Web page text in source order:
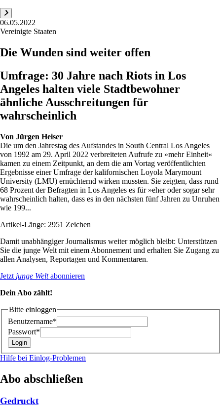
06.05.2022
Vereinigte Staaten
Die Wunden sind weiter offen
Umfrage: 30 Jahre nach Riots in Los
Angeles halten viele Stadtbewohner
ähnliche Ausschreitungen für
wahrscheinlich
Von Jürgen Heiser
Die um den Jahrestag des Aufstandes in South Central Los Angeles
von 1992 am 29. April 2022 verbreiteten Aufrufe zu »mehr Einheit«
kamen zu einem Zeitpunkt, an dem die am Vortag veröffentlichten
Ergebnisse einer Umfrage der kalifornischen Loyola Marymount
University (LMU) ernüchternd wirken mussten. Sie zeigten, dass rund
68 Prozent der Befragten in Los Angeles es für »eher oder sogar sehr
wahrscheinlich halten, dass es in den nächsten fünf Jahren zu Unruhen
wie 199...
Artikel-Länge: 2951 Zeichen
Damit unabhängiger Journalismus weiter möglich bleibt: Unterstützen
Sie die junge Welt mit einem Abonnement und erhalten Sie Zugang zu
allen Analysen, Reportagen und Kommentaren.
Jetzt junge Weltabonnieren
Dein Abo zählt!
Bitte einloggen
Benutzername*
Passwort*
Hilfe bei Einlog-Problemen
Abo abschließen
Gedruckt